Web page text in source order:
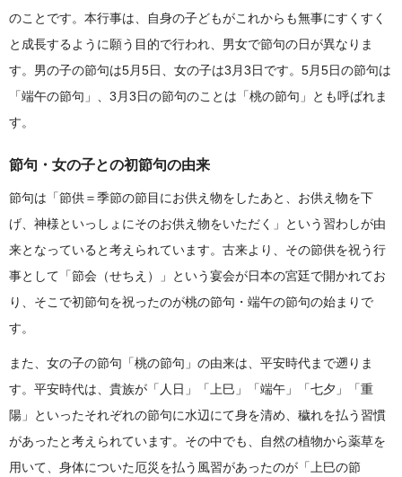
のことです。本行事は、自身の子どもがこれからも無事にすくすく
と成長するように願う目的で行われ、男女で節句の日が異なりま
す。男の子の節句は5月5日、女の子は3月3日です。5月5日の節句は
「端午の節句」、3月3日の節句のことは「桃の節句」とも呼ばれま
す。
節句・女の子との初節句の由来
節句は「節供＝季節の節目にお供え物をしたあと、お供え物を下
げ、神様といっしょにそのお供え物をいただく」という習わしが由
来となっていると考えられています。古来より、その節供を祝う行
事として「節会（せちえ）」という宴会が日本の宮廷で開かれてお
り、そこで初節句を祝ったのが桃の節句・端午の節句の始まりで
す。
また、女の子の節句「桃の節句」の由来は、平安時代まで遡りま
す。平安時代は、貴族が「人日」「上巳」「端午」「七夕」「重
陽」といったそれぞれの節句に水辺にて身を清め、穢れを払う習慣
があったと考えられています。その中でも、自然の植物から薬草を
用いて、身体についた厄災を払う風習があったのが「上巳の節